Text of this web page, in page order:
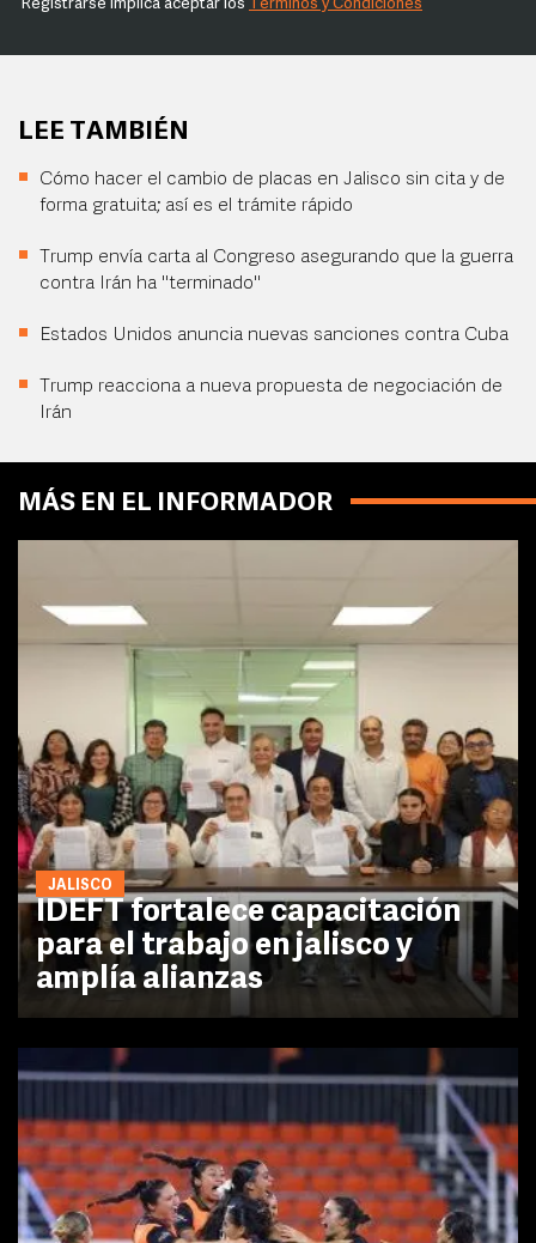
Registrarse implica aceptar los Términos y Condiciones
LEE TAMBIÉN
Cómo hacer el cambio de placas en Jalisco sin cita y de
forma gratuita; así es el trámite rápido
Trump envía carta al Congreso asegurando que la guerra
contra Irán ha "terminado"
Estados Unidos anuncia nuevas sanciones contra Cuba
Trump reacciona a nueva propuesta de negociación de
Irán
MÁS EN EL INFORMADOR
JALISCO
IDEFT fortalece capacitación
para el trabajo en jalisco y
amplía alianzas